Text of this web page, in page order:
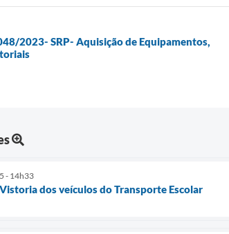
2023- SRP- Aquisição de Equipamentos,
- 14h33
dos veículos do Transporte Escolar